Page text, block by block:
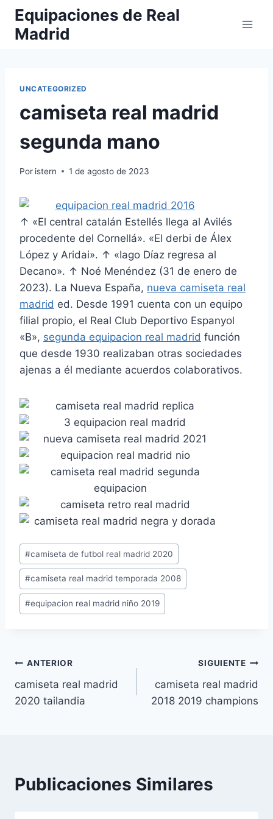
Saltar
contenido
Equipaciones de Real
Madrid
UNCATEGORIZED
camiseta real madrid
segunda mano
Por istern 1 de agosto de 2023
↑ «El central catalán Estellés llega al Avilés
procedente del Cornellá». «El derbi de Álex
López y Aridai». ↑ «Iago Díaz regresa al
Decano». ↑ Noé Menéndez (31 de enero de
2023). La Nueva España, nueva camiseta real
madrid ed. Desde 1991 cuenta con un equipo
filial propio, el Real Club Deportivo Espanyol
«B», segunda equipacion real madrid función
que desde 1930 realizaban otras sociedades
ajenas a él mediante acuerdos colaborativos.
Etiquetas
de
la
entrada:
#camiseta de futbol real madrid 2020
#camiseta real madrid temporada 2008
#equipacion real madrid niño 2019
Navegación
de
ANTERIOR
camiseta real madrid
2020 tailandia
SIGUIENTE
camiseta real madrid
2018 2019 champions
Publicaciones Similares